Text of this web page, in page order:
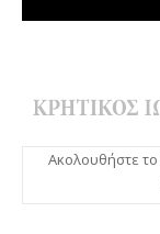
Ακολουθήστε το